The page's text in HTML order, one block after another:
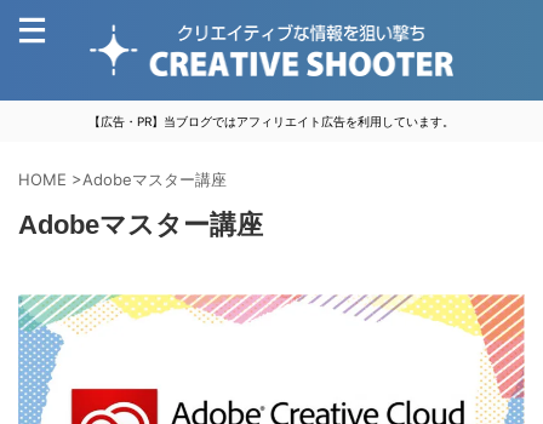
【広告・PR】当ブログではアフィリエイト広告を利用しています。
HOME >Adobeマスター講座
Adobeマスター講座